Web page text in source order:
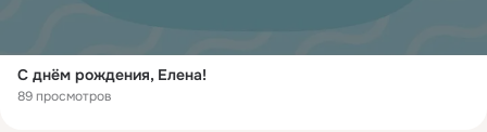
С днём рождения, Елена!
89 просмотров